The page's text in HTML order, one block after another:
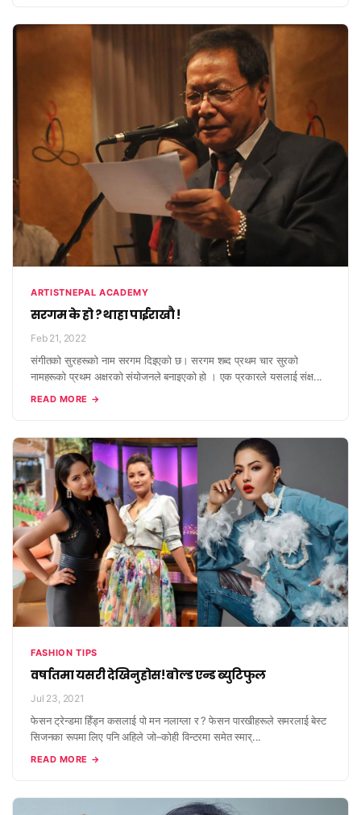
ARTISTNEPAL ACADEMY
सरगम के हो ? थाहा पाईराखौ !
Feb 21, 2022
संगीतको सुरहरूको नाम सरगम दिइएको छ। सरगम शब्द प्रथम चार सुरको
नामहरूको प्रथम अक्षरको संयोजनले बनाइएको हो । एक प्रकारले यसलाई संक्ष...
READ MORE →
FASHION TIPS
वर्षातमा यसरी देखिनुहोस! बोल्ड एन्ड ब्युटिफुल
Jul 23, 2021
फेसन ट्रेन्डमा हिँड्न कसलाई पो मन नलाग्ला र ? फेसन पारखीहरूले समरलाई बेस्ट
सिजनका रूपमा लिए पनि अहिले जो–कोही विन्टरमा समेत स्मार्...
READ MORE →